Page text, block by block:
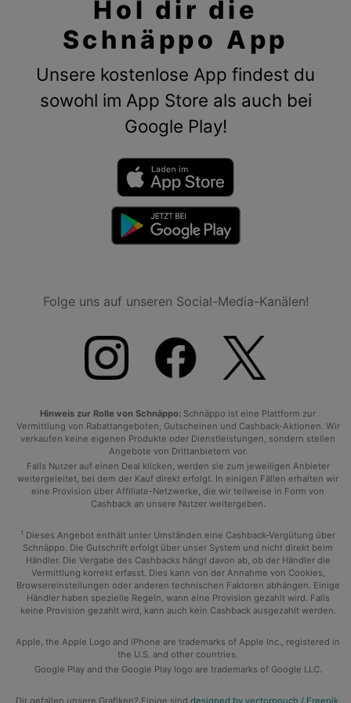
Hol dir die
Schnäppo App
Unsere kostenlose App findest du
sowohl im App Store als auch bei
Google Play!
Folge uns auf unseren Social-Media-Kanälen!
Hinweis zur Rolle von Schnäppo: Schnäppo ist eine Plattform zur
Vermittlung von Rabattangeboten, Gutscheinen und Cashback-Aktionen. Wir
verkaufen keine eigenen Produkte oder Dienstleistungen, sondern stellen
Angebote von Drittanbietern vor.
Falls Nutzer auf einen Deal klicken, werden sie zum jeweiligen Anbieter
weitergeleitet, bei dem der Kauf direkt erfolgt. In einigen Fällen erhalten wir
eine Provision über Affiliate-Netzwerke, die wir teilweise in Form von
Cashback an unsere Nutzer weitergeben.
1 Dieses Angebot enthält unter Umständen eine Cashback-Vergütung über
Schnäppo. Die Gutschrift erfolgt über unser System und nicht direkt beim
Händler. Die Vergabe des Cashbacks hängt davon ab, ob der Händler die
Vermittlung korrekt erfasst. Dies kann von der Annahme von Cookies,
Browsereinstellungen oder anderen technischen Faktoren abhängen. Einige
Händler haben spezielle Regeln, wann eine Provision gezahlt wird. Falls
keine Provision gezahlt wird, kann auch kein Cashback ausgezahlt werden.
Apple, the Apple Logo and iPhone are trademarks of Apple Inc., registered in
the U.S. and other countries.
Google Play and the Google Play logo are trademarks of Google LLC.